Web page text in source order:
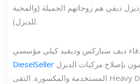
ديفي هم زوجاتهم الجميلة (والمحبة
للديزل).
ديف سباركس وديفيد كيلي مؤسسي
DieselSeller بإصلاح مركبات الديزل
المستخدمة والمكسورة. التقى Heavy D و Diesel Dave في حدث